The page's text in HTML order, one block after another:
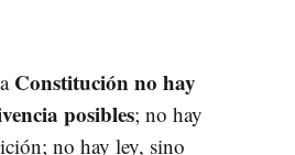
Constitución no hay
posibles; no hay
no hay ley, sino